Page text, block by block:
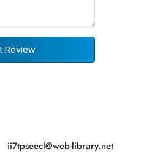
Review
ii7tpseecl@web-library.net